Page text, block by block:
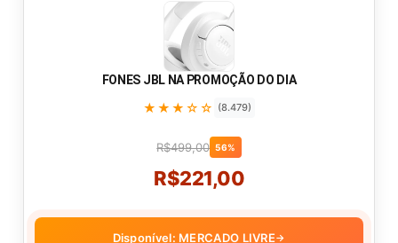
FONES JBL NA PROMOÇÃO DO DIA
★★★☆☆ (8.479)
R$499,00 56%
R$221,00
Disponível: MERCADO LIVRE→